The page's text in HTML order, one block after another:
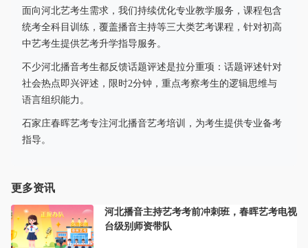
面向河北艺考生需求，我们持续优化专业教学服务，课程包含
统考全科目训练，覆盖播音主持等三大类艺考课程，针对初高
中艺考生提供艺考升学指导服务。
不少河北播音考生都反馈话题评述是拉分重项：话题评述针对
社会热点即兴评述，限时2分钟，重点考察考生的逻辑思维与
语言组织能力。
石家庄春晖艺考专注河北播音艺考培训，为考生提供专业备考
指导。
更多资讯
河北播音主持艺考考前冲刺班，春晖艺考电视
台级别师资带队